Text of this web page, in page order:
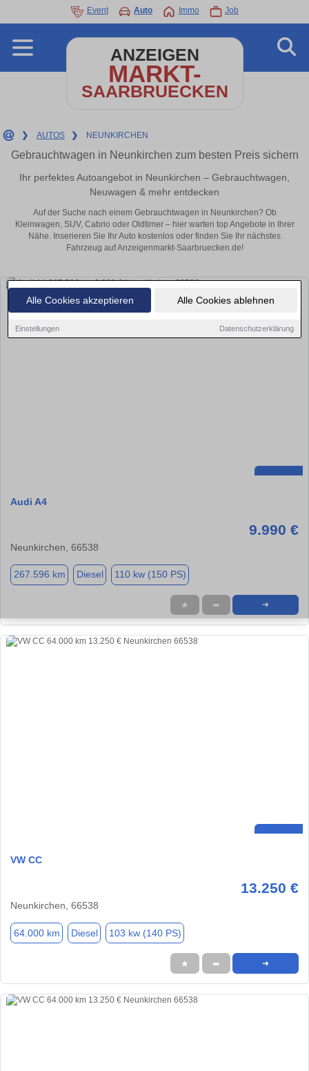
Alle Cookies akzeptieren Alle Cookies ablehnen
Einstellungen Datenschutzerklärung
Event Auto Immo Job
ANZEIGEN
MARKT-
SAARBRUECKEN
❯ AUTOS ❯ NEUNKIRCHEN
Gebrauchtwagen in Neunkirchen zum besten Preis sichern
Ihr perfektes Autoangebot in Neunkirchen – Gebrauchtwagen,
Neuwagen & mehr entdecken
Auf der Suche nach einem Gebrauchtwagen in Neunkirchen? Ob
Kleinwagen, SUV, Cabrio oder Oldtimer – hier warten top Angebote in Ihrer
Nähe. Inserieren Sie Ihr Auto kostenlos oder finden Sie Ihr nächstes
Fahrzeug auf Anzeigenmarkt-Saarbruecken.de!
Audi A4
9.990 €
Neunkirchen, 66538
267.596 km Diesel 110 kw (150 PS)
★ ➦ ➜
VW CC
13.250 €
Neunkirchen, 66538
64.000 km Diesel 103 kw (140 PS)
★ ➦ ➜